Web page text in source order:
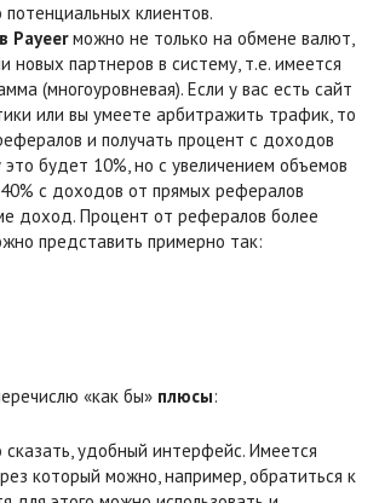
клиентов.
Payeerможно не только на обмене валют,
новых партнеров в систему, т.е. имеется
(многоуровневая). Если у вас есть сайт
или вы умеете арбитражить трафик, то
и получать процент с доходов
будет 10%, но с увеличением объемов
с доходов от прямых рефералов
доход. Процент от рефералов более
представить примерно так:
«как бы» плюсы:
удобный интерфейс. Имеется
который можно, например, обратиться к